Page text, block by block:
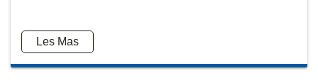
Les Mas